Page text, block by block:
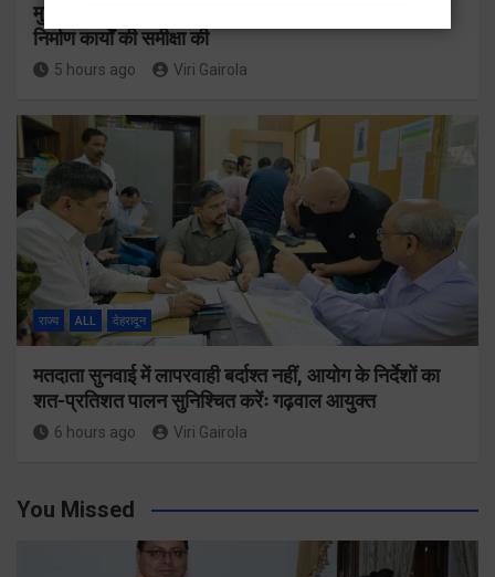
मुख्यमंत्री धामी ने उत्तराखंड क्रीड़ा विश्वविद्यालय गौलापार के
निर्माण कार्यों की समीक्षा की
5 hours ago Viri Gairola
राज्य ALL देहरादून
मतदाता सुनवाई में लापरवाही बर्दाश्त नहीं, आयोग के निर्देशों का
शत-प्रतिशत पालन सुनिश्चित करेंः गढ़वाल आयुक्त
6 hours ago Viri Gairola
You Missed